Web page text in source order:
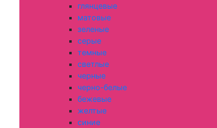
глянцевые
матовые
зеленые
серые
темные
светлые
черные
черно-белые
бежевые
желтые
синие